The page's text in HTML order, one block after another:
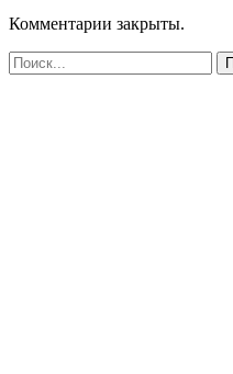
Комментарии закрыты.